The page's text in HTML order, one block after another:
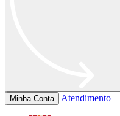
Minha Conta Atendimento